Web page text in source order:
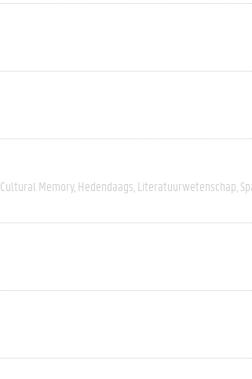
Cultural Memory Hedendaags Literatuurwetenschap